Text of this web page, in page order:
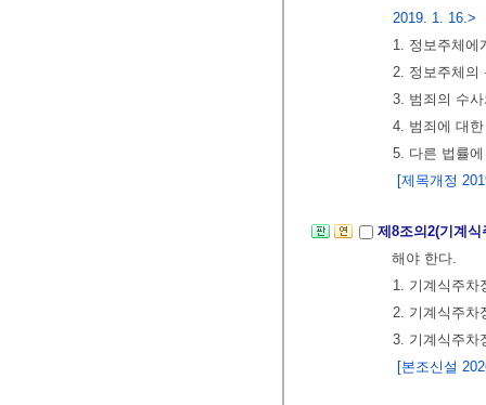
2019. 1. 16.>
1. 정보주체에
2. 정보주체의
3. 범죄의 수
4. 범죄에 대
5. 다른 법률
[제목개정
제8조의2(기계
해야 한다.
1. 기계식주
2. 기계식주차
3. 기계식주차
[본조신설